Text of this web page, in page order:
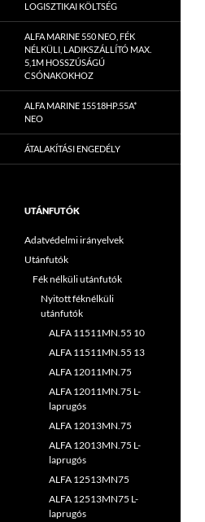
LOGISZTIKAI KÖLTSÉG
ALFA MARINE 550 NEO, FÉK
NÉLKÜLI, LADIKSZÁLLÍTÓ MAX.
5,1M HOSSZÚSÁGÚ
CSÓNAKOKHOZ
ALFA MARINE 15518HP.55A*
NEO
ÁTALAKÍTÁSI ENGEDÉLY
UTÁNFUTÓK
Adatvédelmi irányelvek
Utánfutók
Fék nélküli utánfutók
Nyitott féknélküli
utánfutók
ALFA 11511MN.55 10
ALFA 11511MN.55 13
ALFA 12011MN.75
ALFA 12011MN.75 L-
laprugós
ALFA 12013MN.75
ALFA 12013MN.75 L-
laprugós
ALFA 12513MN75
ALFA 12513MN75 L-
laprugós